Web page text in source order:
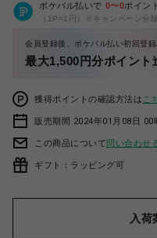
ポケパル払いで 0〜0ポイント
（1P=1円）※キャンペーン分除
会員登録後、ポケパル払い初回登
最大1,500円分ポイント
獲得ポイントの確認方法は こ
販売期間 2024年01月08日 00
この商品について問い合わせ
ギフト：ラッピング可
入荷